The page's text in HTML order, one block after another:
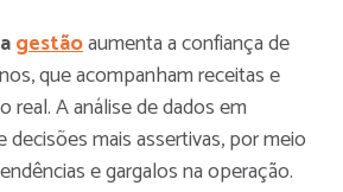
gestãoaumenta a confiança de
que acompanham receitas e
real. A análise de dados em
mais assertivas, por meio
e gargalos na operação.